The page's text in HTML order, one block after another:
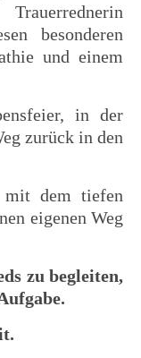
besonderen
und einem
in der
zurück in den
mit dem tiefen
eigenen Weg
zu begleiten,